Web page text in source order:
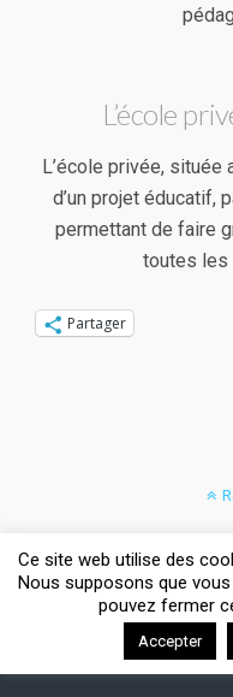
L’école
L’école privée,
d’un projet éducatif,
permettant de faire
toutes les
Partager
Mobile
Ce site web utilise des
Nous supposons que
pouvez fermer
Accepter
WPtouch